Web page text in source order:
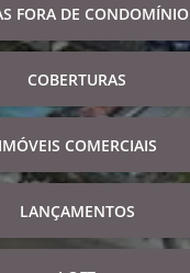
FORA DE CONDOMÍNIO
COBERTURAS
IMÓVEIS COMERCIAIS
LANÇAMENTOS